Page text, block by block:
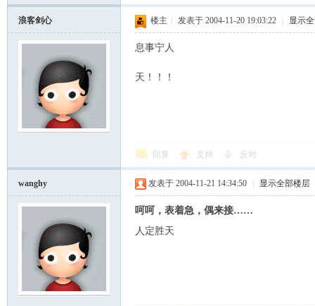
浪客剑心 楼主 发表于 2004-11-20 19:03:22 显示
息事宁人
天！！！
回复 支持 反对
wanghy 发表于 2004-11-21 14:34:50 显示全部楼层
呵呵，表着急，偶来接……
人定胜天